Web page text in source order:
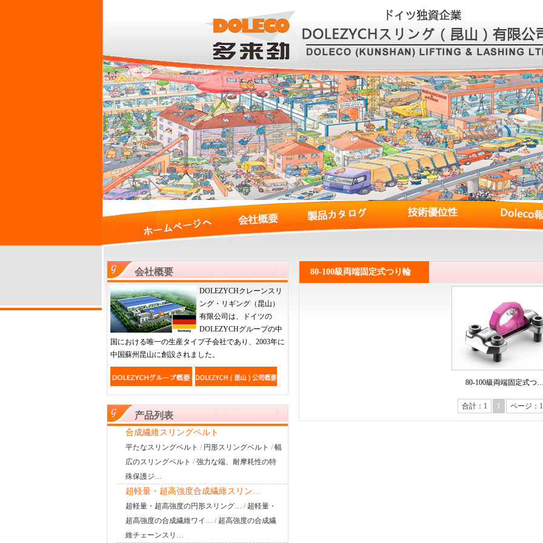
会社概要
DOLEZYCHクレーンスリ
ング・リギング（昆山）
有限公司は、ドイツの
DOLEZYCHグループの中
国における唯一の生産タイプ子会社であり、2003年に
中国蘇州昆山に創設されました。
产品列表
合成繊維スリングベルト
平たなスリングベルト / 円形スリングベルト /幅
広のスリングベルト /強力な端、耐摩耗性の特
殊保護ジ…
超軽量・超高強度合成繊維スリン…
超軽量・超高強度の円形スリング… / 超軽量・
超高強度の合成繊維ワイ… / 超高強度の合成繊
維チェーンスリ…
80-100級両端固定式つり輪
80-100級両端固定式つ
合計：1 1 ページ：